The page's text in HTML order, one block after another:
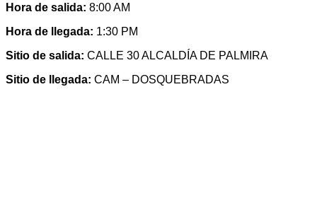
Hora de salida: 8:00 AM
Hora de llegada: 1:30 PM
Sitio de salida: CALLE 30 ALCALDÍA DE PALMIRA
Sitio de llegada: CAM – DOSQUEBRADAS